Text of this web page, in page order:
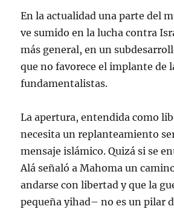
En la actualidad una parte del
ve sumido en la lucha contra
más general, en un
que no favorece el implante de
fundamentalistas.
La apertura, entendida como
necesita un replanteamiento
mensaje islámico. Quizá si se
Alá señaló a Mahoma un
andarse con libertad y que la
pequeña yihad– no es un pilar